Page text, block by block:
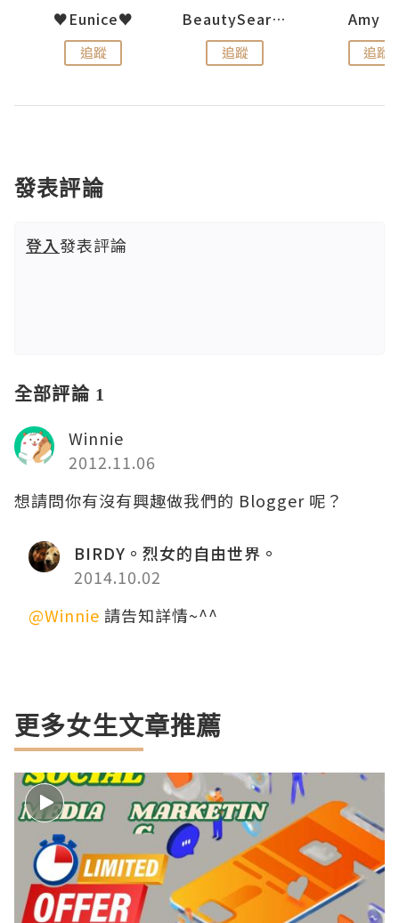
♥Eunice♥
追蹤
BeautySearch
追蹤
Amy
追蹤
發表評論
登入發表評論
全部評論 1
Winnie
2012.11.06
想請問你有沒有興趣做我們的 Blogger 呢？
BIRDY。烈女的自由世界。
2014.10.02
@Winnie 請告知詳情~^^
更多女生文章推薦